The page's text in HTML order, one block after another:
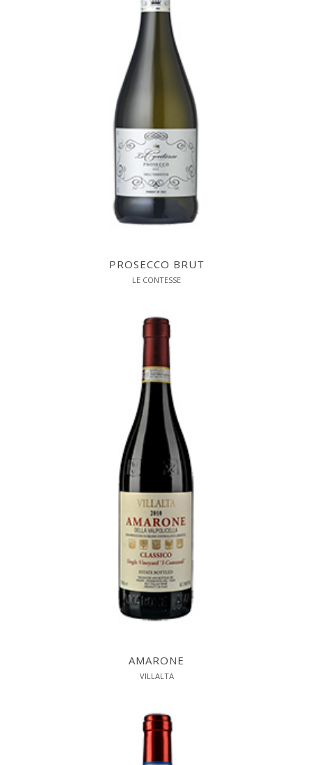
PROSECCO BRUT
LE CONTESSE
AMARONE
VILLALTA